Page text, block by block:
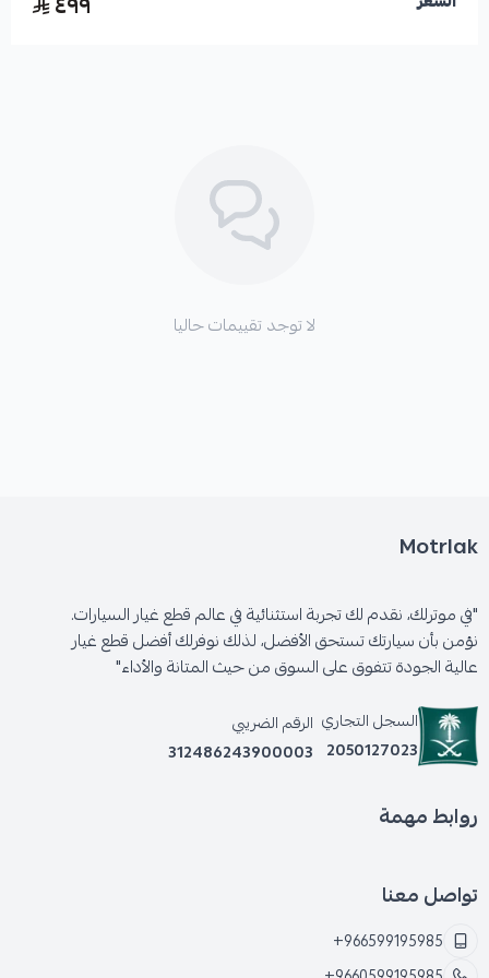
لا توجد تقييمات حاليا
Motrlak
"في موترلك، نقدم لك تجربة استثنائية في عالم قطع غيار السيارات.
نؤمن بأن سيارتك تستحق الأفضل، لذلك نوفرلك أفضل قطع غيار
عالية الجودة تتفوق على السوق من حيث المتانة والأداء"
السجل التجاري
2050127023
الرقم الضريبي
312486243900003
روابط مهمة
تواصل معنا
+966599195985